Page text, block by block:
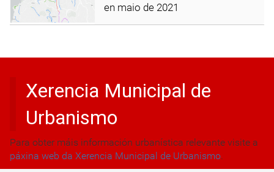
en maio de 2021
Xerencia Municipal de
Urbanismo
Para obter máis información urbanística relevante visite a
páxina web da Xerencia Municipal de Urbanismo.